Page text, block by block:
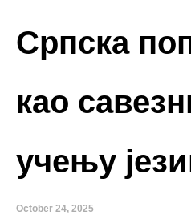
Српска
као
учењу
October 24, 2025